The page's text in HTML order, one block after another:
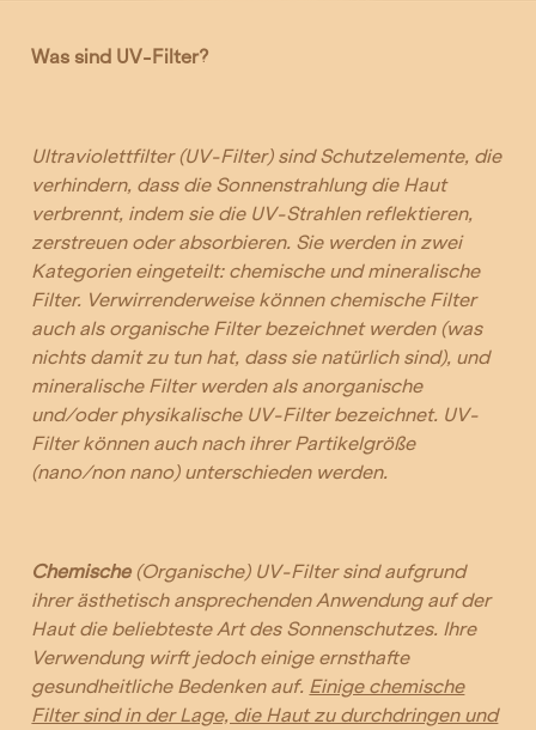
Was sind UV-Filter?
Ultraviolettfilter (UV-Filter) sind Schutzelemente, die
verhindern, dass die Sonnenstrahlung die Haut
verbrennt, indem sie die UV-Strahlen reflektieren,
zerstreuen oder absorbieren. Sie werden in zwei
Kategorien eingeteilt: chemische und mineralische
Filter. Verwirrenderweise können chemische Filter
auch als organische Filter bezeichnet werden (was
nichts damit zu tun hat, dass sie natürlich sind), und
mineralische Filter werden als anorganische
und/oder physikalische UV-Filter bezeichnet. UV-
Filter können auch nach ihrer Partikelgröße
(nano/non nano) unterschieden werden.
Chemische (Organische) UV-Filter sind aufgrund
ihrer ästhetisch ansprechenden Anwendung auf der
Haut die beliebteste Art des Sonnenschutzes. Ihre
Verwendung wirft jedoch einige ernsthafte
gesundheitliche Bedenken auf. Einige chemische
Filter sind in der Lage, die Haut zu durchdringen und